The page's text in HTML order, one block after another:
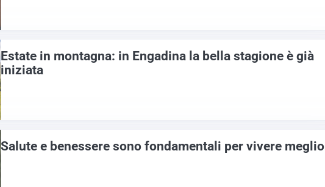
Estate in montagna: in Engadina la bella stagione è già
iniziata
Salute e benessere sono fondamentali per vivere meglio